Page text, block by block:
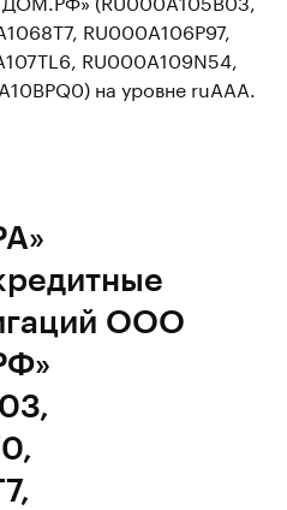
RU000A106P97,
RU000A109N54,
на уровне ruAAA.
ООО